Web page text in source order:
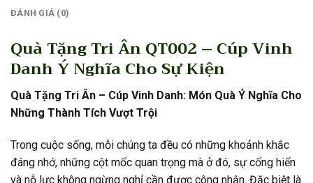
ĐÁNH GIÁ (0)
Quà Tặng Tri Ân QT002 – Cúp Vinh
Danh Ý Nghĩa Cho Sự Kiện
Quà Tặng Tri Ân – Cúp Vinh Danh: Món Quà Ý Nghĩa Cho
Những Thành Tích Vượt Trội
Trong cuộc sống, mỗi chúng ta đều có những khoảnh khắc
đáng nhớ, những cột mốc quan trọng mà ở đó, sự cống hiến
và nỗ lực không ngừng nghỉ cần được công nhận. Đặc biệt là